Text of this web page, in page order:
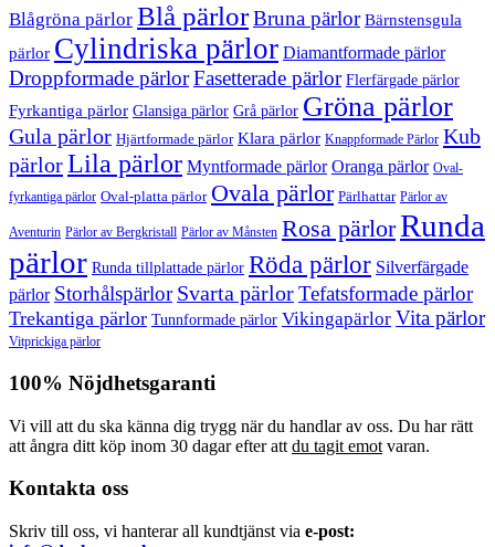
Blågröna pärlor Blå pärlorBruna pärlor Bärnstensgula
pärlor Cylindriska pärlor Diamantformade pärlor
Droppformade pärlorFasetterade pärlor Flerfärgade pärlor
Fyrkantiga pärlor Glansiga pärlor Grå pärlor Gröna pärlor
Gula pärlor Hjärtformade pärlor Klara pärlor Knappformade Pärlor Kub
pärlorLila pärlor Myntformade pärlor Oranga pärlor Oval-
fyrkantiga pärlor Oval-platta pärlor Ovala pärlor Pärlhattar Pärlor av
Aventurin Pärlor av Bergkristall Pärlor av Månsten Rosa pärlorRunda
pärlor Runda tillplattade pärlor Röda pärlor Silverfärgade
pärlor Storhålspärlor Svarta pärlorTefatsformade pärlor
Trekantiga pärlor Tunnformade pärlor Vikingapärlor Vita pärlor
Vitprickiga pärlor
100% Nöjdhetsgaranti
Vi vill att du ska känna dig trygg när du handlar av oss. Du har rätt
att ångra ditt köp inom 30 dagar efter att du tagit emot varan.
Kontakta oss
Skriv till oss, vi hanterar all kundtjänst via e-post: